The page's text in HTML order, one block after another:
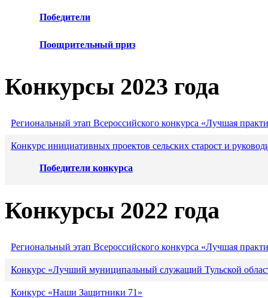
Победители
Поощрительный приз
Конкурсы 2023 года
Региональный этап Всероссийского конкурса «Лучшая
Конкурс инициативных проектов сельских старост и
Победители конкурса
Конкурсы 2022 года
Региональный этап Всероссийского конкурса «Лучшая
Конкурс «Лучший муниципальный служащий Тульской
Конкурс «Наши Защитники 71»